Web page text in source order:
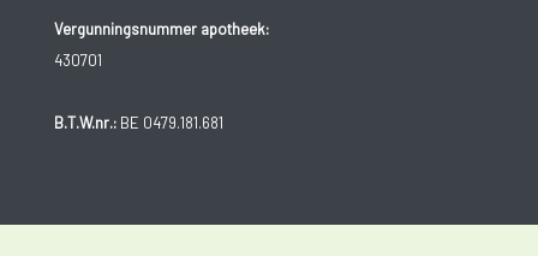
Vergunningsnummer apotheek:
430701
B.T.W.nr.:BE 0479.181.681